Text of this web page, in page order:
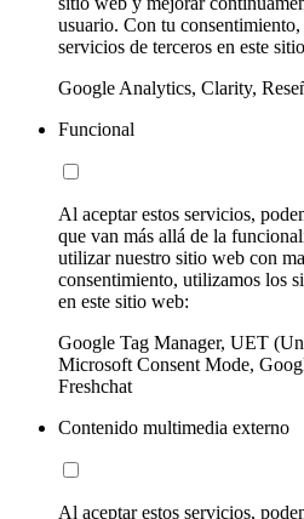
usuario. Con tu
servicios de terceros en este
Google Analytics, Clarity,
Funcional
Al aceptar estos servicios,
que van más allá de la
utilizar nuestro sitio web con
consentimiento, utilizamos los
en este sitio web:
Google Tag Manager, UET
Microsoft Consent Mode,
Freshchat
Contenido multimedia externo
Al aceptar estos servicios,